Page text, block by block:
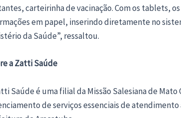
carteirinha de vacinação. Com os tablets,
em papel, inserindo diretamente no
da Saúde”, ressaltou.
a Zatti Saúde
Saúde é uma filial da Missão Salesiana de Mato
de serviços essenciais de